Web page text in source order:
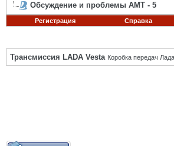
Обсуждение и проблемы АМТ - 5
Регистрация Справка
Трансмиссия LADA Vesta Коробка передач